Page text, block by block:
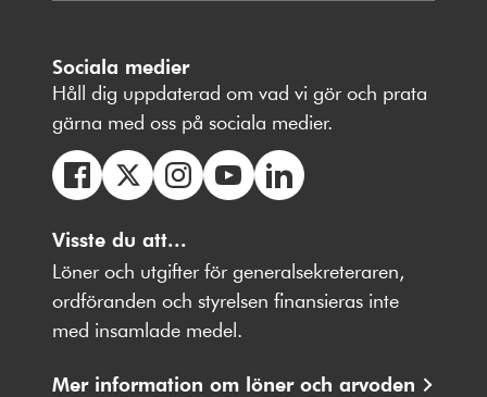
Sociala medier
Håll dig uppdaterad om vad vi gör och prata
gärna med oss på sociala medier.
oss
på
Facebbok
oss
på
oss
på
Instagram
på
Youtube
på
LinkedIn
Visste du att...
Löner och utgifter för generalsekreteraren,
ordföranden och styrelsen finansieras inte
med insamlade medel.
Mer information om löner och arvoden